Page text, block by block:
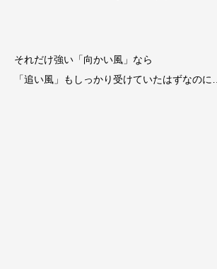
それだけ強い「向かい風」なら
「追い風」もしっかり受けていたはずなのに…